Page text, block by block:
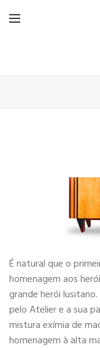
É natural que o
homenagem aos
grande herói
pelo Atelier e a sua
mistura exímia de
homenagem à alta